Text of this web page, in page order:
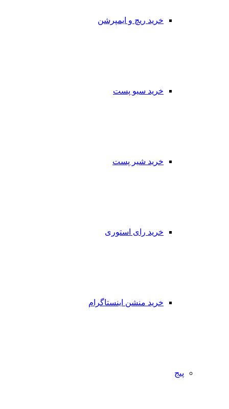
خرید ریچ و ایمپرشن
خرید سیو پست
خرید شیر پست
خرید رای استوری
خرید منشن اینستاگرام
پیج